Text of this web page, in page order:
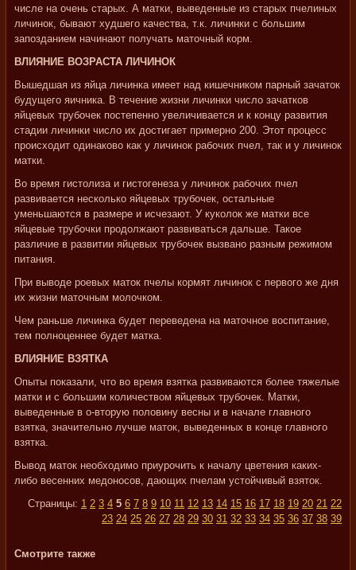
числе на очень старых. А матки, выведенные из старых пчелиных
личинок, бывают худшего качества, т.к. личинки с большим
запозданием начинают получать маточный корм.
ВЛИЯНИЕ ВОЗРАСТА ЛИЧИНОК
Вышедшая из яйца личинка имеет над кишечником парный зачаток
будущего яичника. В течение жизни личинки число зачатков
яйцевых трубочек постепенно увеличивается и к концу развития
стадии личинки число их достигает примерно 200. Этот процесс
происходит одинаково как у личинок рабочих пчел, так и у личинок
матки.
Во время гистолиза и гистогенеза у личинок рабочих пчел
развивается несколько яйцевых трубочек, остальные
уменьшаются в размере и исчезают. У куколок же матки все
яйцевые трубочки продолжают развиваться дальше. Такое
различие в развитии яйцевых трубочек вызвано разным режимом
питания.
При выводе роевых маток пчелы кормят личинок с первого же дня
их жизни маточным молочком.
Чем раньше личинка будет переведена на маточное воспитание,
тем полноценнее будет матка.
ВЛИЯНИЕ ВЗЯТКА
Опыты показали, что во время взятка развиваются более тяжелые
матки и с большим количеством яйцевых трубочек. Матки,
выведенные в о-вторую половину весны и в начале главного
взятка, значительно лучше маток, выведенных в конце главного
взятка.
Вывод маток необходимо приурочить к началу цветения каких-
либо весенних медоносов, дающих пчелам устойчивый взяток.
Страницы: 1 2 3 4 5 6 7 8 9 10 11 12 13 14 15 16 17 18 19 20 21 22
23 24 25 26 27 28 29 30 31 32 33 34 35 36 37 38 39
Смотрите также